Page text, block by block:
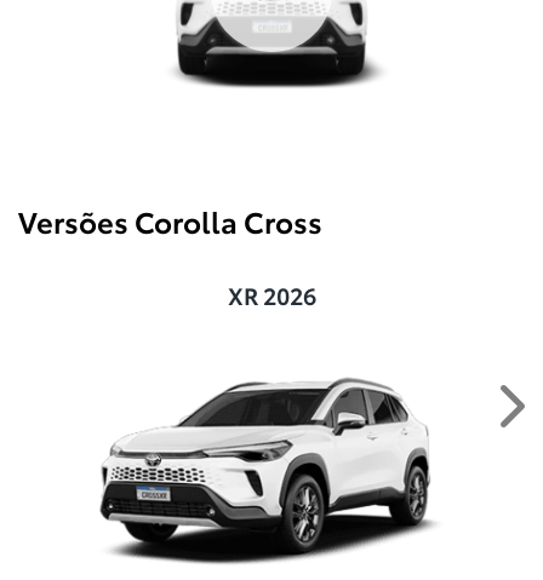
Versões Corolla Cross
XR 2026